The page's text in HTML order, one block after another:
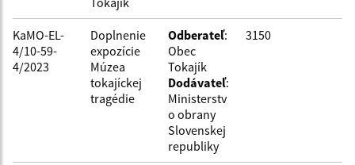
KaMO-EL-
4/10-59-
4/2023
Doplnenie
expozície
Múzea
tokajíckej
tragédie
Odberateľ:
Obec
Tokajík
Dodávateľ:
Ministerstv
o obrany
Slovenskej
republiky
3150